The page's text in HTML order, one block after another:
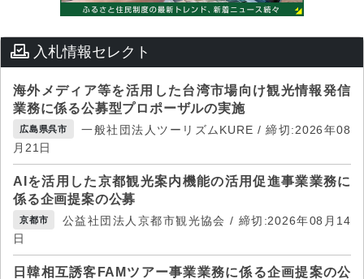
入札情報セレクト
海外メディア等を活用した台湾市場向け観光情報発信
業務に係る公募型プロポーザルの実施
広島県呉市
一般社団法人ツーリズムKURE / 締切:2026年08
月21日
AIを活用した京都観光案内機能の活用促進事業業務に
係る企画提案の公募
京都市
公益社団法人京都市観光協会 / 締切:2026年08月14
日
日韓相互誘客FAMツアー事業業務に係る企画提案の公